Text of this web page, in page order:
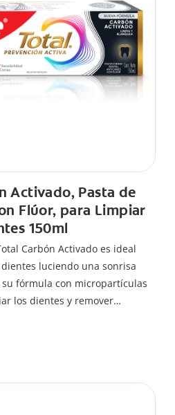
Activado, Pasta de
Flúor, para Limpiar
150ml
Carbón Activado es ideal
luciendo una sonrisa
fórmula con micropartículas
los dientes y remover